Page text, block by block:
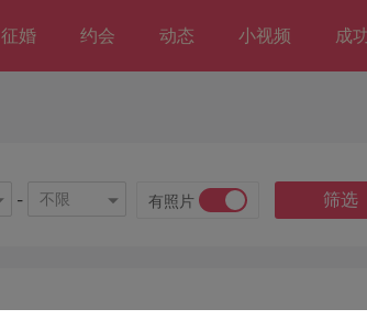
征婚 约会 动态 小视频 成
- 不限 有照片 筛选